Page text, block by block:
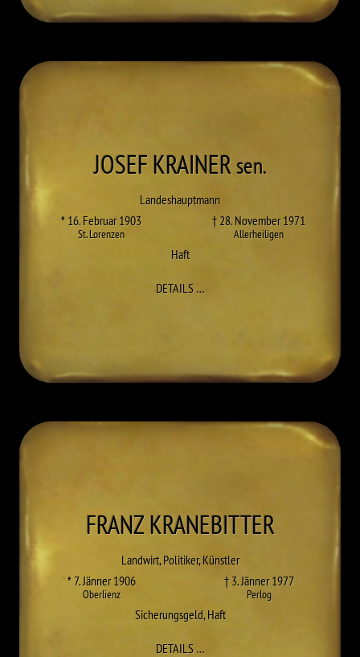
JOSEFKRAINERsen.
Landeshauptmann
* 16. Februar 1903
St. Lorenzen
† 28. November 1971
Allerheiligen
Haft
DETAILS…ZU JOSEF KRAINER SEN.
FRANZKRANEBITTER
Landwirt, Politiker, Künstler
* 7. Jänner 1906
Oberlienz
† 3. Jänner 1977
Perlog
Sicherungsgeld,Haft
DETAILS…ZU FRANZ KRANEBITTER